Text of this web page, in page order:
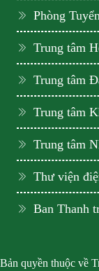
Phòng
Trung tâm
Trung tâm
Trung tâm
Trung tâm
Thư viện
Ban Thanh
Bản quyền thuộc về